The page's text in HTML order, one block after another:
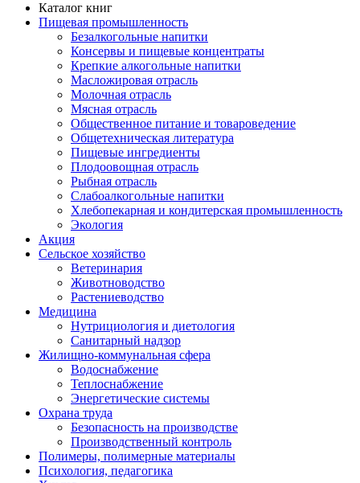
Каталог книг
Пищевая промышленность
Безалкогольные напитки
Консервы и пищевые концентраты
Крепкие алкогольные напитки
Масложировая отрасль
Молочная отрасль
Мясная отрасль
Общественное питание и товароведение
Общетехническая литература
Пищевые ингредиенты
Плодоовощная отрасль
Рыбная отрасль
Слабоалкогольные напитки
Хлебопекарная и кондитерская промышленность
Экология
Акция
Сельское хозяйство
Ветеринария
Животноводство
Растениеводство
Медицина
Нутрициология и диетология
Санитарный надзор
Жилищно-коммунальная сфера
Водоснабжение
Теплоснабжение
Энергетические системы
Охрана труда
Безопасность на производстве
Производственный контроль
Полимеры, полимерные материалы
Психология, педагогика